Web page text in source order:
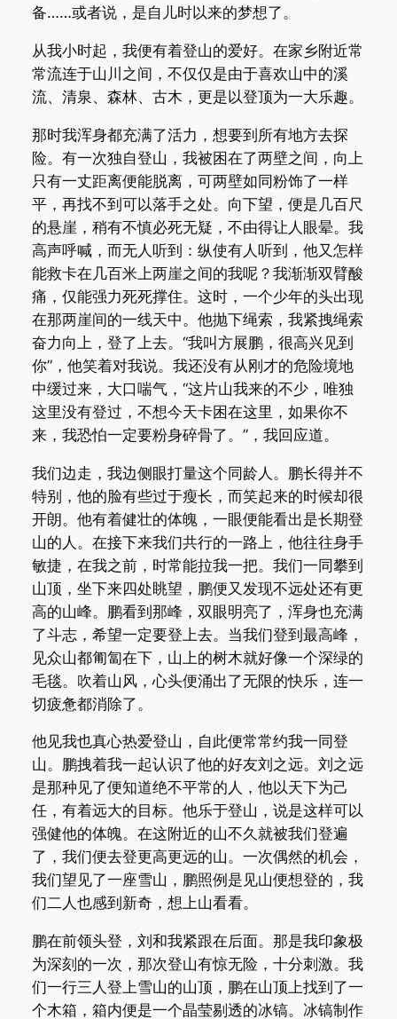
备……或者说，是自儿时以来的梦想了。
从我小时起，我便有着登山的爱好。在家乡附近常
常流连于山川之间，不仅仅是由于喜欢山中的溪
流、清泉、森林、古木，更是以登顶为一大乐趣。
那时我浑身都充满了活力，想要到所有地方去探
险。有一次独自登山，我被困在了两壁之间，向上
只有一丈距离便能脱离，可两壁如同粉饰了一样
平，再找不到可以落手之处。向下望，便是几百尺
的悬崖，稍有不慎必死无疑，不由得让人眼晕。我
高声呼喊，而无人听到：纵使有人听到，他又怎样
能救卡在几百米上两崖之间的我呢？我渐渐双臂酸
痛，仅能强力死死撑住。这时，一个少年的头出现
在那两崖间的一线天中。他抛下绳索，我紧拽绳索
奋力向上，登了上去。“我叫方展鹏，很高兴见到
你”，他笑着对我说。我还没有从刚才的危险境地
中缓过来，大口喘气，“这片山我来的不少，唯独
这里没有登过，不想今天卡困在这里，如果你不
来，我恐怕一定要粉身碎骨了。”，我回应道。
我们边走，我边侧眼打量这个同龄人。鹏长得并不
特别，他的脸有些过于瘦长，而笑起来的时候却很
开朗。他有着健壮的体魄，一眼便能看出是长期登
山的人。在接下来我们共行的一路上，他往往身手
敏捷，在我之前，时常能拉我一把。我们一同攀到
山顶，坐下来四处眺望，鹏便又发现不远处还有更
高的山峰。鹏看到那峰，双眼明亮了，浑身也充满
了斗志，希望一定要登上去。当我们登到最高峰，
见众山都匍匐在下，山上的树木就好像一个深绿的
毛毯。吹着山风，心头便涌出了无限的快乐，连一
切疲惫都消除了。
他见我也真心热爱登山，自此便常常约我一同登
山。鹏拽着我一起认识了他的好友刘之远。刘之远
是那种见了便知道绝不平常的人，他以天下为己
任，有着远大的目标。他乐于登山，说是这样可以
强健他的体魄。在这附近的山不久就被我们登遍
了，我们便去登更高更远的山。一次偶然的机会，
我们望见了一座雪山，鹏照例是见山便想登的，我
们二人也感到新奇，想上山看看。
鹏在前领头登，刘和我紧跟在后面。那是我印象极
为深刻的一次，那次登山有惊无险，十分刺激。我
们一行三人登上雪山的山顶，鹏在山顶上找到了一
个木箱，箱内便是一个晶莹剔透的冰镐。冰镐制作